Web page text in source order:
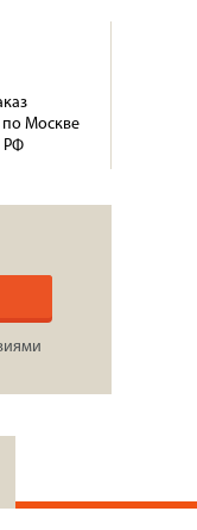
по Москве
РФ